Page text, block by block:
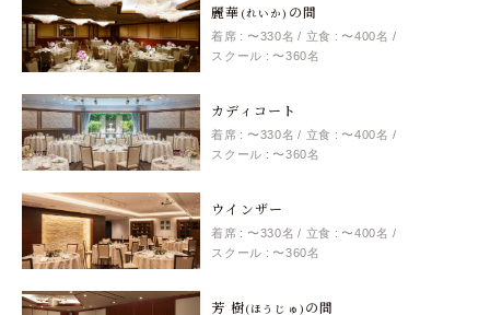
麗華 (れいか) の間
着席 : 〜330名 立食 : 〜400名
スクール : 〜360名
カディコート
着席 : 〜330名 立食 : 〜400名
スクール : 〜360名
ウインザー
着席 : 〜330名 立食 : 〜400名
スクール : 〜360名
芳 樹(ほうじゅ) の間